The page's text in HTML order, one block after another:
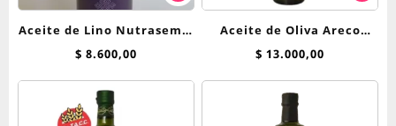
Aceite de Lino Nutrasem x
250 ml
$ 8.600,00
Aceite de Oliva Areco
Extra Virgen 500cc
$ 13.000,00